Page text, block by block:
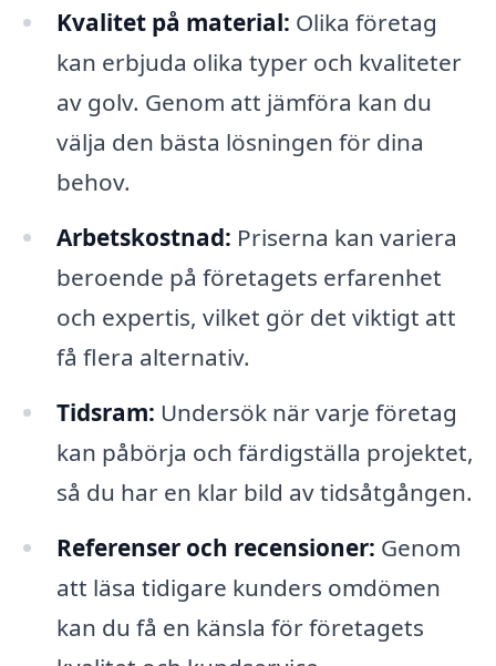
Kvalitet på material: Olika företag
kan erbjuda olika typer och kvaliteter
av golv. Genom att jämföra kan du
välja den bästa lösningen för dina
behov.
Arbetskostnad: Priserna kan variera
beroende på företagets erfarenhet
och expertis, vilket gör det viktigt att
få flera alternativ.
Tidsram: Undersök när varje företag
kan påbörja och färdigställa projektet,
så du har en klar bild av tidsåtgången.
Referenser och recensioner: Genom
att läsa tidigare kunders omdömen
kan du få en känsla för företagets